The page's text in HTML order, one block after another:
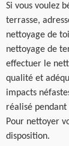
Si vous voulez
terrasse,
nettoyage de
nettoyage de
effectuer le
qualité et
impacts
réalisé
Pour nettoyer
disposition.